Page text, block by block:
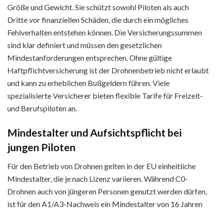
Größe und Gewicht. Sie schützt sowohl Piloten als auch
Dritte vor finanziellen Schäden, die durch ein mögliches
Fehlverhalten entstehen können. Die Versicherungssummen
sind klar definiert und müssen den gesetzlichen
Mindestanforderungen entsprechen. Ohne gültige
Haftpflichtversicherung ist der Drohnenbetrieb nicht erlaubt
und kann zu erheblichen Bußgeldern führen. Viele
spezialisierte Versicherer bieten flexible Tarife für Freizeit-
und Berufspiloten an.
Mindestalter und Aufsichtspflicht bei
jungen Piloten
Für den Betrieb von Drohnen gelten in der EU einheitliche
Mindestalter, die je nach Lizenz variieren. Während C0-
Drohnen auch von jüngeren Personen genutzt werden dürfen,
ist für den A1/A3-Nachweis ein Mindestalter von 16 Jahren